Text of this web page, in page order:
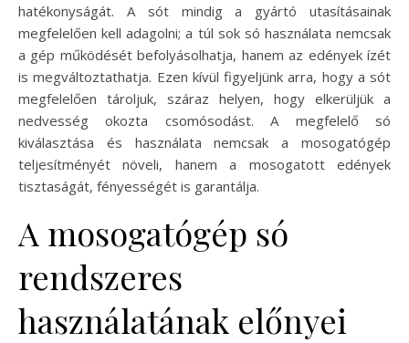
hatékonyságát. A sót mindig a gyártó utasításainak
megfelelően kell adagolni; a túl sok só használata nemcsak
a gép működését befolyásolhatja, hanem az edények ízét
is megváltoztathatja. Ezen kívül figyeljünk arra, hogy a sót
megfelelően tároljuk, száraz helyen, hogy elkerüljük a
nedvesség okozta csomósodást. A megfelelő só
kiválasztása és használata nemcsak a mosogatógép
teljesítményét növeli, hanem a mosogatott edények
tisztaságát, fényességét is garantálja.
A mosogatógép só
rendszeres
használatának előnyei